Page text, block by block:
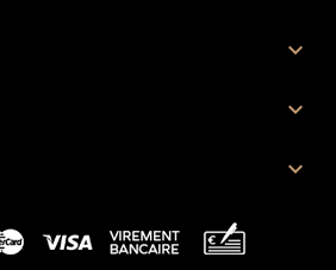


